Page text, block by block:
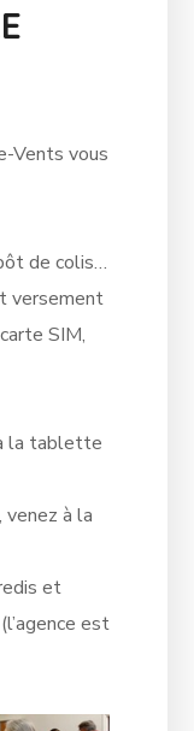
Vents vous
de colis…
versement
SIM,
la tablette
venez à la
et
est